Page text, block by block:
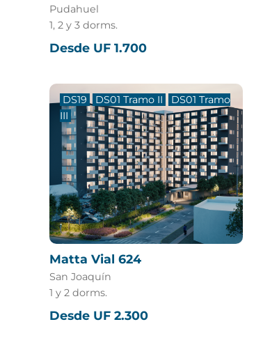
Pudahuel
1, 2 y 3 dorms.
Desde UF 1.700
DS19 DS01 Tramo II
DS01 Tramo
III
Matta Vial 624
San Joaquín
1 y 2 dorms.
Desde UF 2.300